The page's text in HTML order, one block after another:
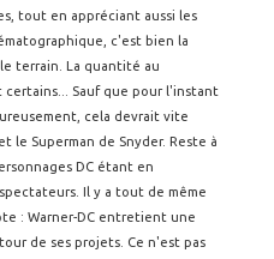
tout en appréciant aussi les
c'est bien la
terrain. La quantité au
Sauf que pour l'instant
cela devrait vite
le Superman de Snyder. Reste à
DC étant en
Il y a tout de même
: Warner-DC entretient une
de ses projets. Ce n'est pas